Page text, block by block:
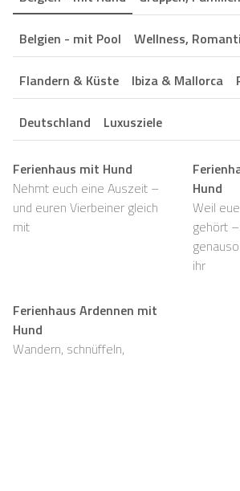
Belgien - mit Pool Wellness,
Flandern & Küste Ibiza & Mallorca
Deutschland Luxusziele
Ferienhaus mit Hund
Nehmt euch eine Auszeit –
und euren Vierbeiner gleich
mit
Hund
Weil
gehört
ihr
Ferienhaus Ardennen mit
Hund
Wandern, schnüffeln,